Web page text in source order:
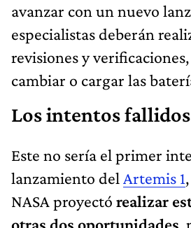
avanzar con un nuevo
especialistas deberán
revisiones y
cambiar o cargar las
Los intentos fallidos
Este no sería el primer
lanzamiento del Artemis 1
NASA proyectó realizar
otras dos oportunidades